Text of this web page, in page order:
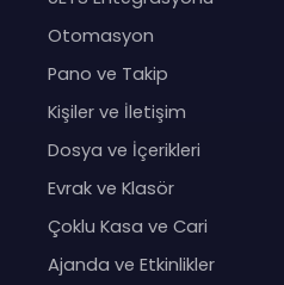
Otomasyon
Pano ve Takip
Kişiler ve İletişim
Dosya ve İçerikleri
Evrak ve Klasör
Çoklu Kasa ve Cari
Ajanda ve Etkinlikler